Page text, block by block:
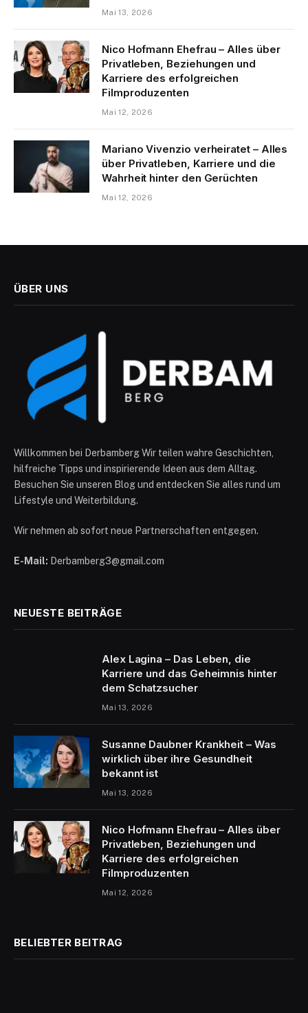
Mai 13, 2026
Nico Hofmann Ehefrau – Alles über
Privatleben, Beziehungen und
Karriere des erfolgreichen
Filmproduzenten
Mai 12, 2026
Mariano Vivenzio verheiratet – Alles
über Privatleben, Karriere und die
Wahrheit hinter den Gerüchten
Mai 12, 2026
ÜBER UNS
Willkommen bei Derbamberg Wir teilen wahre Geschichten,
hilfreiche Tipps und inspirierende Ideen aus dem Alltag.
Besuchen Sie unseren Blog und entdecken Sie alles rund um
Lifestyle und Weiterbildung.
Wir nehmen ab sofort neue Partnerschaften entgegen.
E-Mail: Derbamberg3@gmail.com
NEUESTE BEITRÄGE
Alex Lagina – Das Leben, die
Karriere und das Geheimnis hinter
dem Schatzsucher
Mai 13, 2026
Susanne Daubner Krankheit – Was
wirklich über ihre Gesundheit
bekannt ist
Mai 13, 2026
Nico Hofmann Ehefrau – Alles über
Privatleben, Beziehungen und
Karriere des erfolgreichen
Filmproduzenten
Mai 12, 2026
BELIEBTER BEITRAG